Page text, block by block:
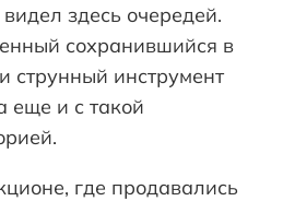
здесь очередей.
сохранившийся в
струнный инструмент
еще и с такой
где продавались